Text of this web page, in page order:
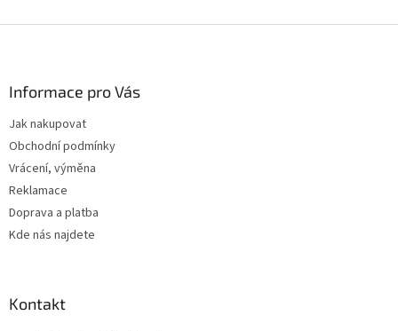
Informace pro Vás
Jak nakupovat
Obchodní podmínky
Vrácení, výměna
Reklamace
Doprava a platba
Kde nás najdete
Kontakt